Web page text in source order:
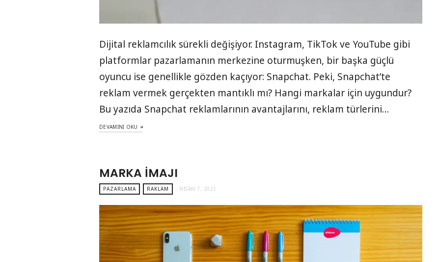
Dijital reklamcılık sürekli değişiyor. Instagram, TikTok ve YouTube gibi
platformlar pazarlamanın merkezine oturmuşken, bir başka güçlü
oyuncu ise genellikle gözden kaçıyor: Snapchat. Peki, Snapchat’te
reklam vermek gerçekten mantıklı mı? Hangi markalar için uygundur?
Bu yazıda Snapchat reklamlarının avantajlarını, reklam türlerini…
DEVAMINI OKU
MARKA İMAJI
PAZARLAMA RAKLAM NISAN 7, 2021